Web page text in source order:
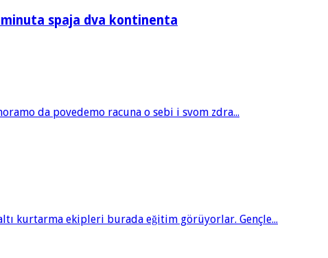
spaja dva kontinenta
da povedemo racuna o sebi i svom zdra...
kurtarma ekipleri burada eğitim görüyorlar. Gençle...